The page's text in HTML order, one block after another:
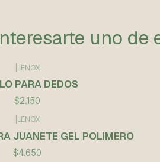
uno de
LENOX
PARA DEDOS
$2.150
LENOX
JUANETE GEL POLIMERO
$4.650